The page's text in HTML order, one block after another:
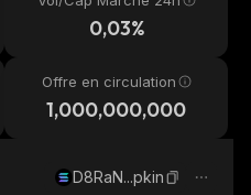
0,03%
Offre en circulation
1,000,000,000
D8RaN...pkin